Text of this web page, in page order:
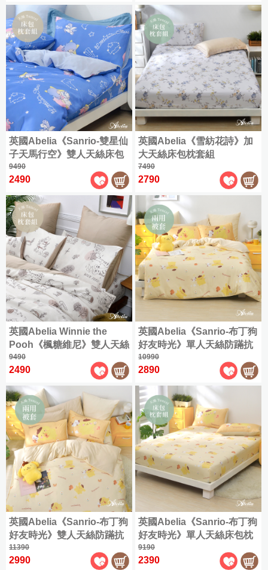
好
眠
祭
|
純
棉
床
組
88
折
寵
爸
好
眠
|
記
憶
枕
8
折
起
︙
軟
式
硅
藻
土
地
墊
最
低
78
折
︙
OUTLET
出
最
低
3
折
起
用
被
床
包
組
|
此
分
全
尺
寸
單
人
(105x186cm)
雙
人
(150x186cm)
加
大
(180x186cm)
特
(180x210cm)
300
精
梳
棉
|
雙
層
紗
被
套
床
組
300
織
精
梳
棉
|
床
包
枕
套
|
此
分
類
全
尺
寸
商
品
|
單
(105x186cm)
涼
感/
海
島
棉
床
包
組
ICECOOL
600
織
長
好
枕
|
枕
類
全
部
商
記
憶
乳
膠
枕
羽
絨
枕
|
羊
毛
枕
可
水
機
能
枕
兒
童
枕
配
件
|
枕
套、
舒
爽
涼
被
|
被
全
部
ICECOOL
眠
綿
冰|
涼
感
被
超
COOL
涼
一
綿
冰
沁
涼
涼
被
|
泡
泡
涼
感
四
季
兩
用
被
季
兩
用
全
部
商
品
|
四
季
被/
365
天
懶
懶
被
保
冬
被
|
冬
被
全
部
商
品
|
鵝
羽
絨
被
羊
毛
被
|
蠶
絲
被
|
原
暖
和
毛
毯
|
毛
毯
全
部
保
暖
毛
毯
兒
童
毛
毯
兒
童
專
區
專
區
全
部
商
品
|
兒
童
涼
被
保
潔
墊
|
保
潔
枕
套
枕
巾
|
類
全
部
品
單
人
保
潔
墊
(105x186cm)
保
潔
墊
(150x186cm)
加
大
保
潔
墊
(180x186cm)
特
大
家
飾
件
|
家
飾
配
件
類
全
部
商
品
土
|
一
般
地
墊
方
巾
|
毛
巾
|
舒
眠
枕
套
|
枕
套
全
部
商
純
棉/
海
島
棉
枕
套
天
絲
枕
套
授
權
聯
名
三
鷗
系
列
三
部
角
色
HELLO
KITTY
Kuromi
酷
洛
米
My
Melody
雙
星
仙
子
大
耳
狗
喜
拿
/
帕
角
落
生
拉
拉
熊
迪
士
尼
系
列
設
計
師
系
列
材
純
棉
✿
cotton
長
絨
棉
✿
Long
staple
cotton
針
織
棉
✿
Jersey
cotton
水
洗
棉
Washed
cotton
匹
馬
棉
✿
Supima
cotton
天
絲
✿
Tencel
貢
寸
單
人
包
雙
人
被
單
人
Single
雙
人
Double
加
大
Queen
特
King
特
大
包
雙
人
被
品
牌
義
大
利
La
Belle
義
大
利
Fancy
Belle
法
國
CASA
BELLE
國
Abelia
絕
版
品
床
墊
家
具
Man&Kids
兒
童
家
具
限
時
優
惠
關
於
們
常
見
問
題
客
服
資
訊
門
市
資
英國Abelia《Sanrio-雙星仙
子天馬行空》雙人天絲床包
枕套組
9490
2490
英國Abelia《雪紡花詩》加
大天絲床包枕套組
7490
2790
英國Abelia Winnie the
Pooh《楓糖維尼》雙人天絲
床包枕套組
9490
2490
英國Abelia《Sanrio-布丁狗
好友時光》單人天絲防蹣抗
菌吸濕排汗兩用被
10990
2890
英國Abelia《Sanrio-布丁狗
好友時光》雙人天絲防蹣抗
菌吸濕排汗兩用被
11390
2990
英國Abelia《Sanrio-布丁狗
好友時光》單人天絲床包枕
套組
9190
2390